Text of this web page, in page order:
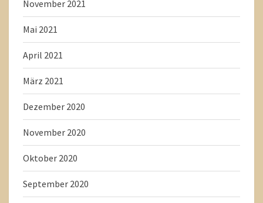
November 2021
Mai 2021
April 2021
März 2021
Dezember 2020
November 2020
Oktober 2020
September 2020